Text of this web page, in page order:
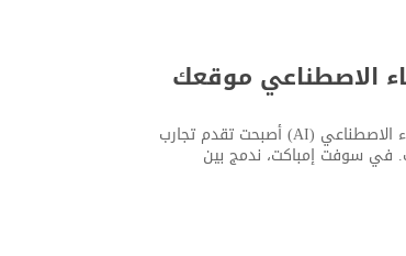
الاصطناعي موقعك
اليوم، لم يعد امتلاك موقع إلكتروني حديث كافيًا بحد ذاته. فالشركات التي تدمج تقنيات الذكاء الاصطناعي (AI) أصبحت تقدم تجارب
في سوفت إمباكت، ندمج بين